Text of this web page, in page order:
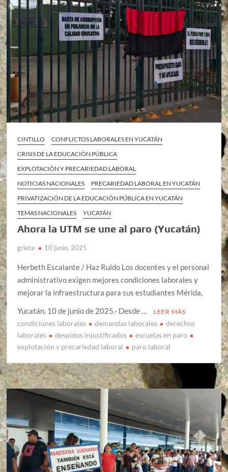
CINTILLO
CONFLICTOS LABORALES EN YUCATÁN
CRISIS DE LA EDUCACIÓN PÚBLICA
EXPLOTACIÓN Y PRECARIEDAD LABORAL
NOTICIAS NACIONALES
PRECARIEDAD LABORAL EN YUCATÁN
PRIVATIZACIÓN DE LA EDUCACIÓN PÚBLICA EN YUCATÁN
TEMAS NACIONALES
YUCATÁN
Ahora la UTM se une al paro (Yucatán)
grieta 10 junio, 2025
Herbeth Escalante / Haz Ruido Los docentes y el personal
administrativo exigen mejores condiciones laborales y
mejorar la infraestructura para sus estudiantes Mérida,
Yucatán, 10 de junio de 2025.- Desde …
LEER MÁS
condiciones laborales demandas laborales
derechos
laborales
despidos injustificados
escuelas en paro
explotación y precariedad laboral
paro laboral